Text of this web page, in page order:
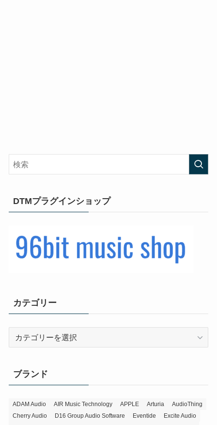
DTMプラグインショップ
カテゴリー
ー
ブランド
ADAM Audio AIR Music Technology APPLE Arturia
AudioThing
Cherry Audio
D16 Group Audio Software Eventide
Excite Audio